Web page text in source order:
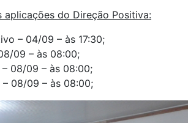
aplicações do Direção Positiva:
– 04/09 – às 17:30;
09 – às 08:00;
08/09 – às 08:00;
– 08/09 – às 08:00;